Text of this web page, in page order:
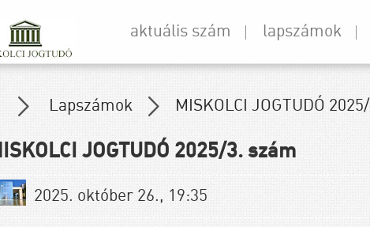
aktuális szám lapszámok
Lapszámok MISKOLCI JOGTUDÓ
JOGTUDÓ 2025/3. szám
2025. október 26., 19:35